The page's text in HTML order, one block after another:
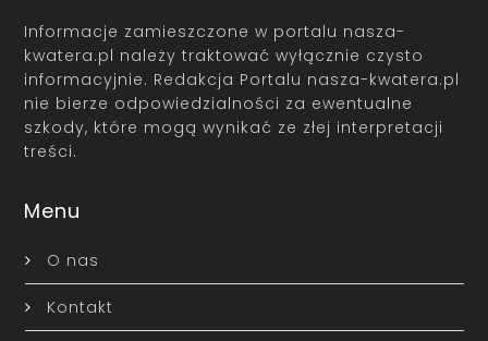
Informacje zamieszczone w portalu nasza-
kwatera.pl należy traktować wyłącznie czysto
informacyjnie. Redakcja Portalu nasza-kwatera.pl
nie bierze odpowiedzialności za ewentualne
szkody, które mogą wynikać ze złej interpretacji
treści.
Menu
O nas
Kontakt